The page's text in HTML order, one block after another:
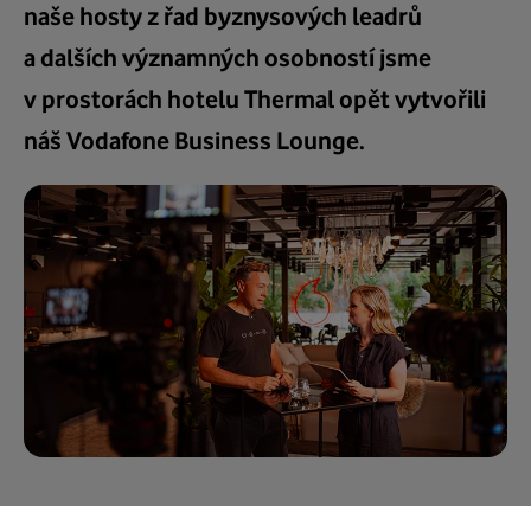
naše hosty z řad byznysových leadrů
a dalších významných osobností jsme
v prostorách hotelu Thermal opět vytvořili
náš Vodafone Business Lounge.